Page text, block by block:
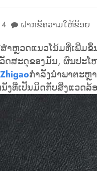
4 ຝາກຂໍ້ຄວາມໃຫ້ຂ້ອຍ
ສໍາຫຼວດແນວໂນ້ມທີ່ເພີ່ມຂຶ້
ວັດສະດຸຂອງມັນ, ຜົນປະ
Zhigaoກໍາລັງນໍາພາຕະຫຼ
ງທີ່ເປັນມິດກັບສິ່ງແວດລ້